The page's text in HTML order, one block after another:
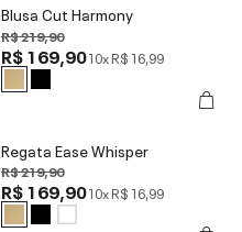
Blusa Cut Harmony
R$ 219,90
R$ 169,9010xR$ 16,99
Regata Ease Whisper
R$ 219,90
R$ 169,9010xR$ 16,99